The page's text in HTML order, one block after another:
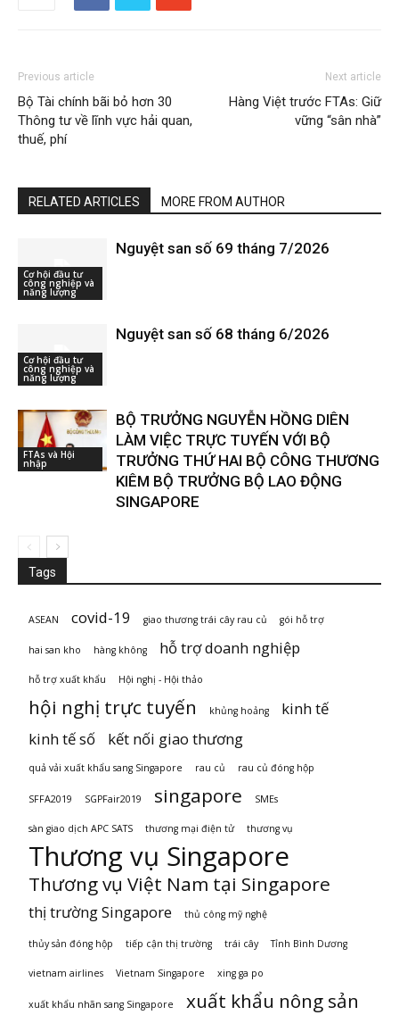
Previous article
Bộ Tài chính bãi bỏ hơn 30
Thông tư về lĩnh vực hải quan,
thuế, phí
Next article
Hàng Việt trước FTAs: Giữ
vững “sân nhà”
RELATED ARTICLES MORE FROM AUTHOR
Cơ hội đầu tư
công nghiệp và
năng lượng
Nguyệt san số 69 tháng 7/2026
Cơ hội đầu tư
công nghiệp và
năng lượng
Nguyệt san số 68 tháng 6/2026
FTAs và Hội
nhập
BỘ TRƯỞNG NGUYỄN HỒNG DIÊN
LÀM VIỆC TRỰC TUYẾN VỚI BỘ
TRƯỞNG THỨ HAI BỘ CÔNG THƯƠNG
KIÊM BỘ TRƯỞNG BỘ LAO ĐỘNG
SINGAPORE
Tags
ASEAN covid-19 giao thương trái cây rau củ gói hỗ trợ
hai san kho hàng không hỗ trợ doanh nghiệp
hỗ trợ xuất khẩu Hội nghị - Hội thảo
hội nghị trực tuyến khủng hoảng
kinh tế
kinh tế số
kết nối giao thương
quả vải xuất khẩu sang Singapore rau củ rau củ đóng hộp
SFFA2019 SGPFair2019 singapore SMEs
sàn giao dịch APC SATS thương mại điện tử thương vụ
Thương vụ Singapore
Thương vụ Việt Nam tại Singapore
thị trường Singapore thủ công mỹ nghệ
thủy sản đóng hộp tiếp cận thị trường trái cây Tỉnh Bình Dương
vietnam airlines Vietnam Singapore xing ga po
xuất khẩu nhãn sang Singapore xuất khẩu nông sản